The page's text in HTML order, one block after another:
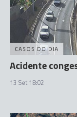
CASOS DO DIA
Acidente
13 Set 18:02